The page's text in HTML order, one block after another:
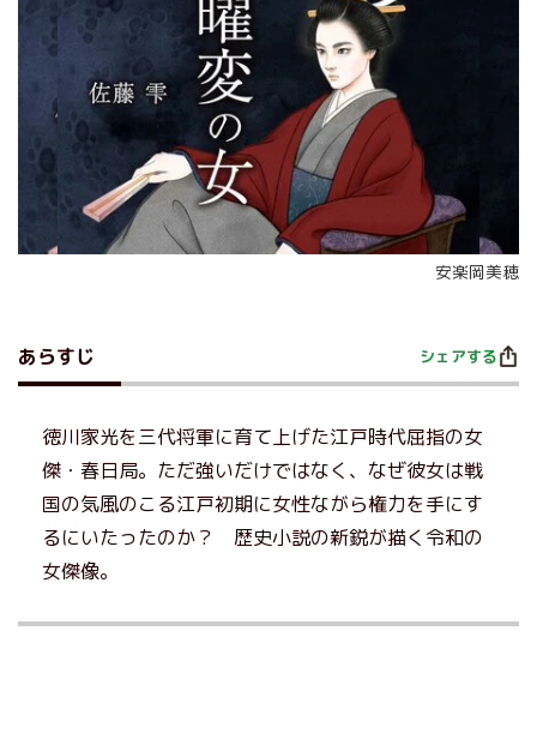
安楽岡美穂
あらすじ シェアする
徳川家光を三代将軍に育て上げた江戸時代屈指の女
傑・春日局。ただ強いだけではなく、なぜ彼女は戦
国の気風のこる江戸初期に女性ながら権力を手にす
るにいたったのか？ 歴史小説の新鋭が描く令和の
女傑像。